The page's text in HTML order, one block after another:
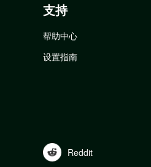
支持
帮助中心
设置指南
Reddit